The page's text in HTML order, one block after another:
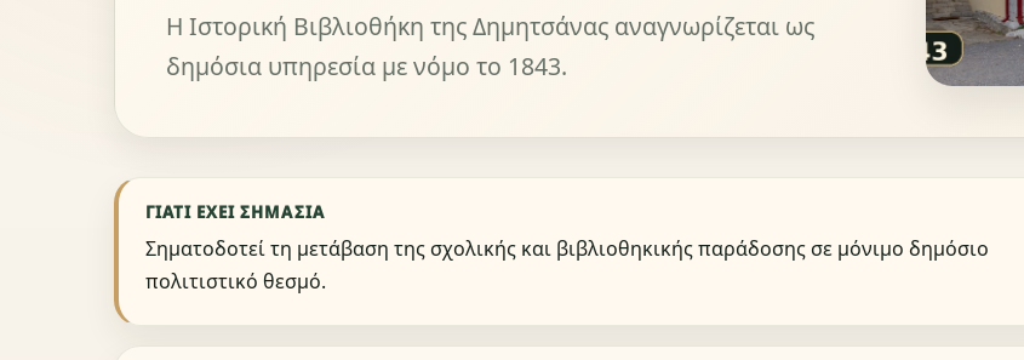
Η Ιστορική Βιβλιοθήκη της Δημητσάνας αναγνωρίζεται ως
δημόσια υπηρεσία με νόμο το 1843.
ΓΙΑΤΊ ΈΧΕΙ ΣΗΜΑΣΊΑ
Σηματοδοτεί τη μετάβαση της σχολικής και βιβλιοθηκικής παράδοσης σε μόνιμο δημόσιο
πολιτιστικό θεσμό.